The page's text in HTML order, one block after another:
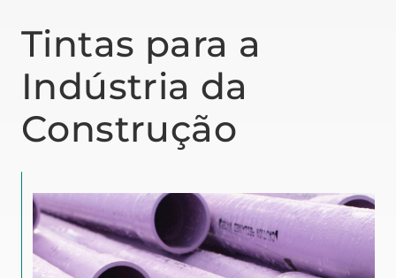
Tintas para a
Indústria da
Construção